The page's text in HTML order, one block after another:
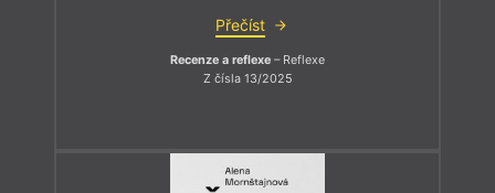
Přečíst
Recenze a reflexe – Reflexe
Z čísla 13/2025